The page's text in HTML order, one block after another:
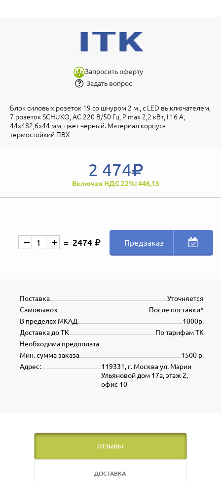
Запросить оферту
Задать вопрос
Блок силовых розеток 19 со шнуром 2 м., с LED выключателем,
7 розеток SCHUKO, AC 220 В/50 Гц, P max 2,2 кВт, I 16 А,
44х482,6х44 мм, цвет черный. Материал корпуса -
термостойкий ПВХ
2 474
Включая НДС 22%: 446,13
2474 Предзаказ
Уточняется
Поставка
После поставки*
Самовывоз
1000р.
В пределах МКАД
По тарифам ТК
Доставка до ТК
Необходима предоплата
1500 р.
Мин. сумма заказа
119331, г. Москва ул. Марии
Ульяновой дом 17а, этаж 2,
офис 10
Адрес:
ОТЗЫВЫ
ДОСТАВКА